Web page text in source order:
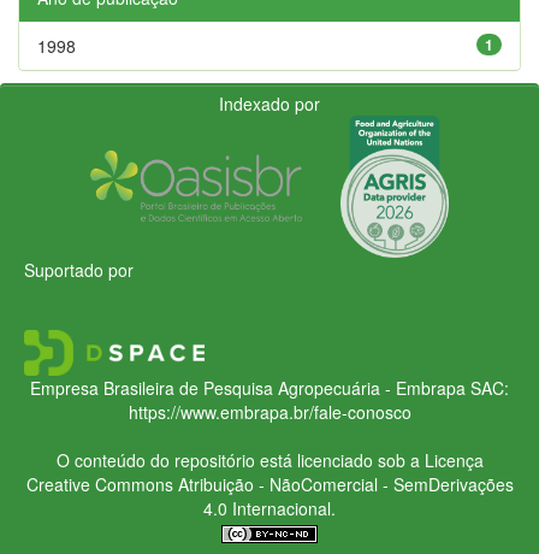
1
1998
Indexado por
Suportado por
Empresa Brasileira de Pesquisa Agropecuária - Embrapa SAC:
https://www.embrapa.br/fale-conosco
O conteúdo do repositório está licenciado sob a Licença
Creative CommonsAtribuição - NãoComercial - SemDerivações
4.0 Internacional.